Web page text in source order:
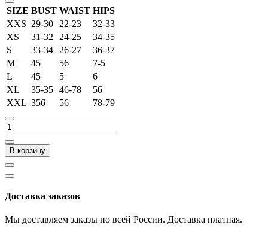
SIZE BUST WAIST HIPS
XXS 29-30 22-23
32-33
XS
31-32 24-25
34-35
S
33-34 26-27
36-37
M
45 56
7-5
L
45 5
6
XL
35-35 46-78
56
XXL 356 56 78-79
В корзину
Доставка заказов
Мы доставляем заказы по всей России. Доставка платная.